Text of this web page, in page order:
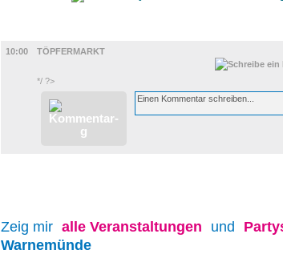
10:00
TÖPFERMARKT
*/ ?>
Zeig mir alle Veranstaltungen und
Warnemünde